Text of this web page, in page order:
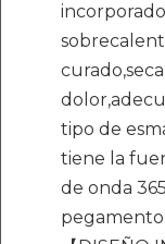
tipo de
tiene la
de onda